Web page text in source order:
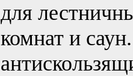
для
комнат и